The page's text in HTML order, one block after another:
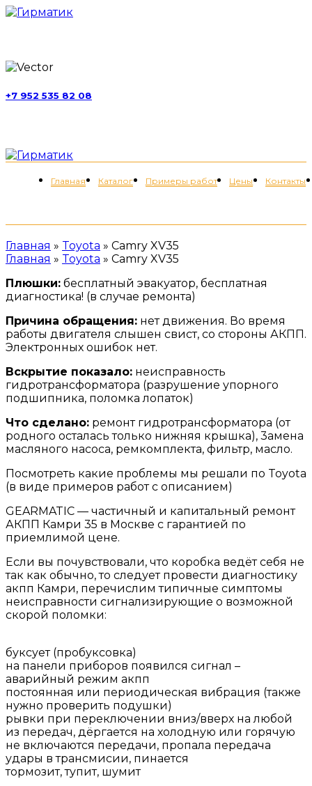
+7 952 535 82 08
Главная Каталог Примеры работ Цены Контакты
Главная » Toyota » Camry XV35
Главная » Toyota » Camry XV35
Плюшки: бесплатный эвакуатор, бесплатная
диагностика! (в случае ремонта)
Причина обращения: нет движения. Во время
работы двигателя слышен свист, со стороны АКПП.
Электронных ошибок нет.
Вскрытие показало: неисправность
гидротрансформатора (разрушение упорного
подшипника, поломка лопаток)
Что сделано: ремонт гидротрансформатора (от
родного осталась только нижняя крышка), 3амена
масляного насоса, ремкомплекта, фильтр, масло.
Посмотреть какие проблемы мы решали по Toyota
(в виде примеров работ с описанием)
GEARMATIC — частичный и капитальный ремонт
АКПП Камри 35 в Москве с гарантией по
приемлимой цене.
Если вы почувствовали, что коробка ведёт себя не
так как обычно, то следует провести диагностику
акпп Камри, перечислим типичные симптомы
неисправности сигнализирующие о возможной
скорой поломки:
буксует (пробуксовка)
на панели приборов появился сигнал –
аварийный режим акпп
постоянная или периодическая вибрация (также
нужно проверить подушки)
рывки при переключении вниз/вверх на любой
из передач, дёргается на холодную или горячую
не включаются передачи, пропала передача
удары в трансмисии, пинается
тормозит, тупит, шумит